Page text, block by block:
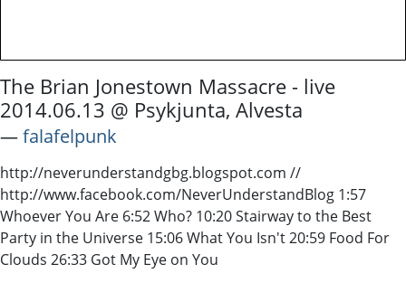
The Brian Jonestown Massacre - live
2014.06.13 @ Psykjunta, Alvesta
―falafelpunk
http://neverunderstandgbg.blogspot.com //
http://www.facebook.com/NeverUnderstandBlog 1:57
Whoever You Are 6:52 Who? 10:20 Stairway to the Best
Party in the Universe 15:06 What You Isn't 20:59 Food For
Clouds 26:33 Got My Eye on You